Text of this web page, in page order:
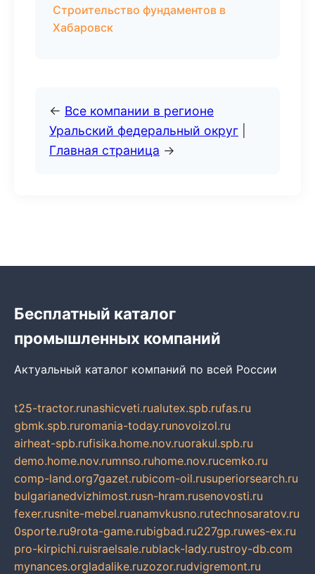
Строительство фундаментов в
Хабаровск
← Все компании в регионе
Уральский федеральный округ
Главная страница →
Бесплатный каталог
промышленных компаний
Актуальный каталог компаний по всей России
t25-tractor.runashicveti.rualutex.spb.rufas.ru
gbmk.spb.ruromania-today.runovoizol.ru
airheat-spb.rufisika.home.nov.ruorakul.spb.ru
demo.home.nov.rumnso.ruhome.nov.rucemko.ru
comp-land.org7gazet.rubicom-oil.rusuperiorsearch.ru
bulgarianedvizhimost.rusn-hram.rusenovosti.ru
fexer.rusnite-mebel.ruanamvkusno.rutechnosaratov.ru
0sporte.ru9rota-game.rubigbad.ru227gp.ruwes-ex.ru
pro-kirpichi.ruisraelsale.rublack-lady.rustroy-db.com
mynances.orgladalike.ruzozor.rudvigremont.ru